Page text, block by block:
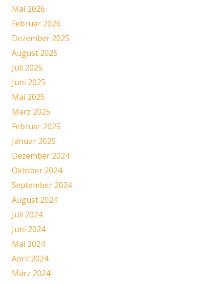
Mai 2026
Februar 2026
Dezember 2025
August 2025
Juli 2025
Juni 2025
Mai 2025
März 2025
Februar 2025
Januar 2025
Dezember 2024
Oktober 2024
September 2024
August 2024
Juli 2024
Juni 2024
Mai 2024
April 2024
März 2024